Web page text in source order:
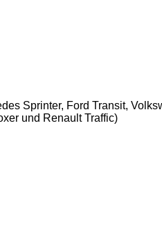
Sprinter, Ford Transit,
und Renault Traffic)